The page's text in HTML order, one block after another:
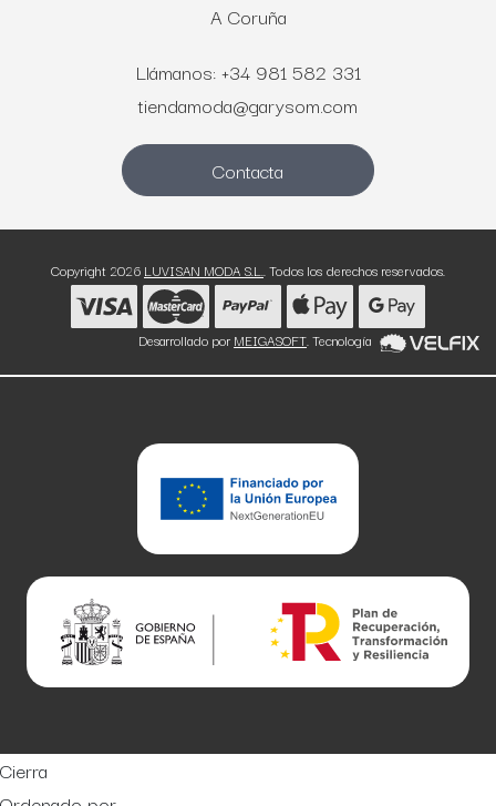
A Coruña
Llámanos: +34 981 582 331
tiendamoda@garysom.com
Contacta
Copyright 2026 LUVISAN MODA S.L.. Todos los derechos reservados.
Desarrollado por MEIGASOFT. Tecnología
Cierra